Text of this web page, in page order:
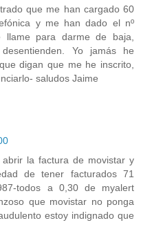
que me han cargado 60
y me han dado el nº
llame para darme de baja,
Yo jamás he
digan que me he inscrito,
saludos Jaime
la factura de movistar y
de tener facturados 71
todos a 0,30 de myalert
que movistar no ponga
estoy indignado que